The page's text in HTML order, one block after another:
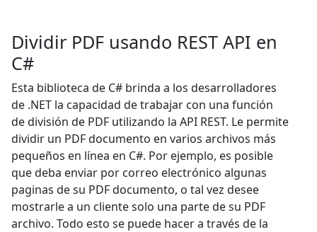
Dividir PDF usando REST API en
C#
Esta biblioteca de C# brinda a los desarrolladores
de .NET la capacidad de trabajar con una función
de división de PDF utilizando la API REST. Le permite
dividir un PDF documento en varios archivos más
pequeños en línea en C#. Por ejemplo, es posible
que deba enviar por correo electrónico algunas
paginas de su PDF documento, o tal vez desee
mostrarle a un cliente solo una parte de su PDF
archivo. Todo esto se puede hacer a través de la